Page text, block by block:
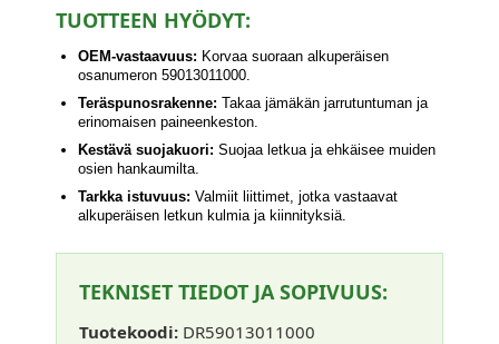
TUOTTEEN HYÖDYT:
OEM-vastaavuus: Korvaa suoraan alkuperäisen
osanumeron 59013011000.
Teräspunosrakenne: Takaa jämäkän jarrutuntuman ja
erinomaisen paineenkeston.
Kestävä suojakuori: Suojaa letkua ja ehkäisee muiden
osien hankaumilta.
Tarkka istuvuus: Valmiit liittimet, jotka vastaavat
alkuperäisen letkun kulmia ja kiinnityksiä.
TEKNISET TIEDOT JA SOPIVUUS:
Tuotekoodi: DR59013011000